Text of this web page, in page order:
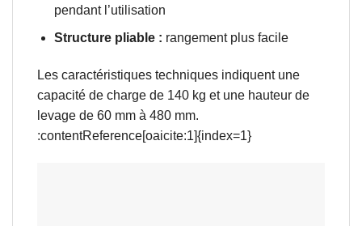
pendant l’utilisation
Structure pliable : rangement plus facile
Les caractéristiques techniques indiquent une
capacité de charge de 140 kg et une hauteur de
levage de 60 mm à 480 mm.
:contentReference[oaicite:1]{index=1}